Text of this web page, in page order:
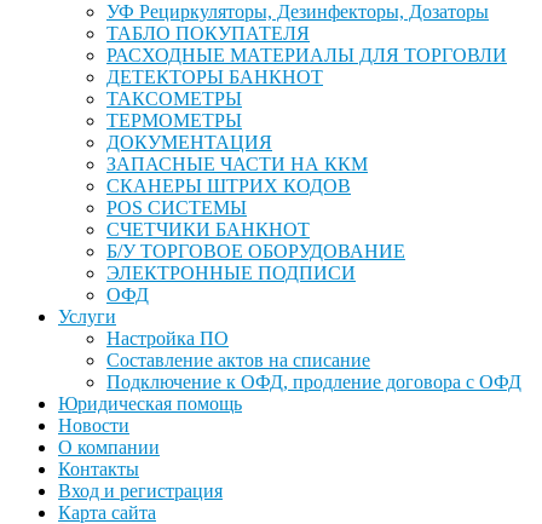
УФ Рециркуляторы, Дезинфекторы, Дозаторы
ТАБЛО ПОКУПАТЕЛЯ
РАСХОДНЫЕ МАТЕРИАЛЫ ДЛЯ ТОРГОВЛИ
ДЕТЕКТОРЫ БАНКНОТ
ТАКСОМЕТРЫ
ТЕРМОМЕТРЫ
ДОКУМЕНТАЦИЯ
ЗАПАСНЫЕ ЧАСТИ НА ККМ
СКАНЕРЫ ШТРИХ КОДОВ
POS СИСТЕМЫ
СЧЕТЧИКИ БАНКНОТ
Б/У ТОРГОВОЕ ОБОРУДОВАНИЕ
ЭЛЕКТРОННЫЕ ПОДПИСИ
ОФД
Услуги
Настройка ПО
Составление актов на списание
Подключение к ОФД, продление договора с ОФД
Юридическая помощь
Новости
О компании
Контакты
Вход и регистрация
Карта сайта